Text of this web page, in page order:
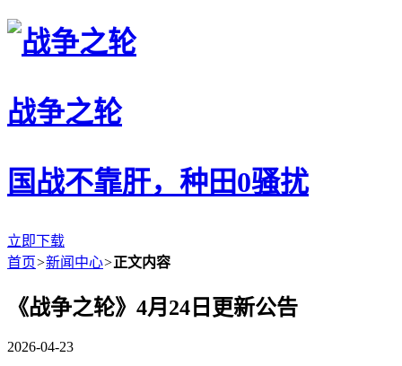
战争之轮
国战不靠肝，种田0骚扰
立即下载
首页>新闻中心>正文内容
《战争之轮》4月24日更新公告
2026-04-23